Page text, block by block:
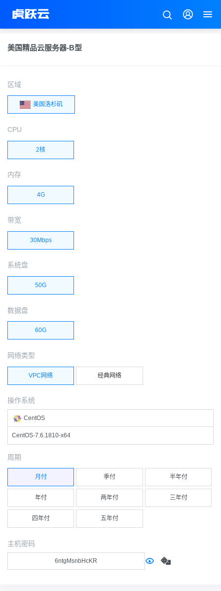
美国精品云服务器-B型
区域
美国洛杉矶
CPU
2核
内存
4G
带宽
30Mbps
系统盘
50G
数据盘
60G
网络类型
VPC网络 经典网络
操作系统
CentOS
CentOS-7.6.1810-x64
周期
月付 季付 半年付
年付 两年付 三年付
四年付 五年付
主机密码